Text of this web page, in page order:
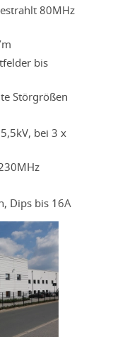
80MHz
bis
Störgrößen
bei 3 x
Dips bis 16A